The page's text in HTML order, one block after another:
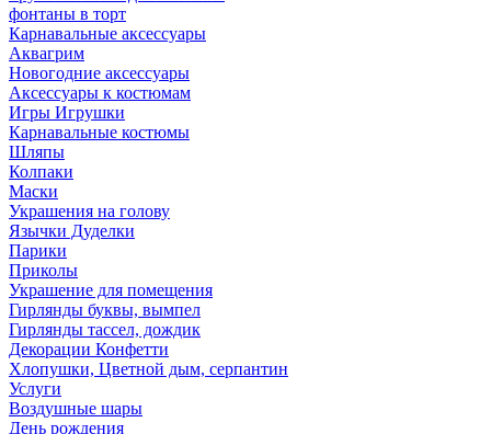
фонтаны в торт
Карнавальные аксессуары
Аквагрим
Новогодние аксессуары
Аксессуары к костюмам
Игры Игрушки
Карнавальные костюмы
Шляпы
Колпаки
Маски
Украшения на голову
Язычки Дуделки
Парики
Приколы
Украшение для помещения
Гирлянды буквы, вымпел
Гирлянды тассел, дождик
Декорации Конфетти
Хлопушки, Цветной дым, серпантин
Услуги
Воздушные шары
День рождения